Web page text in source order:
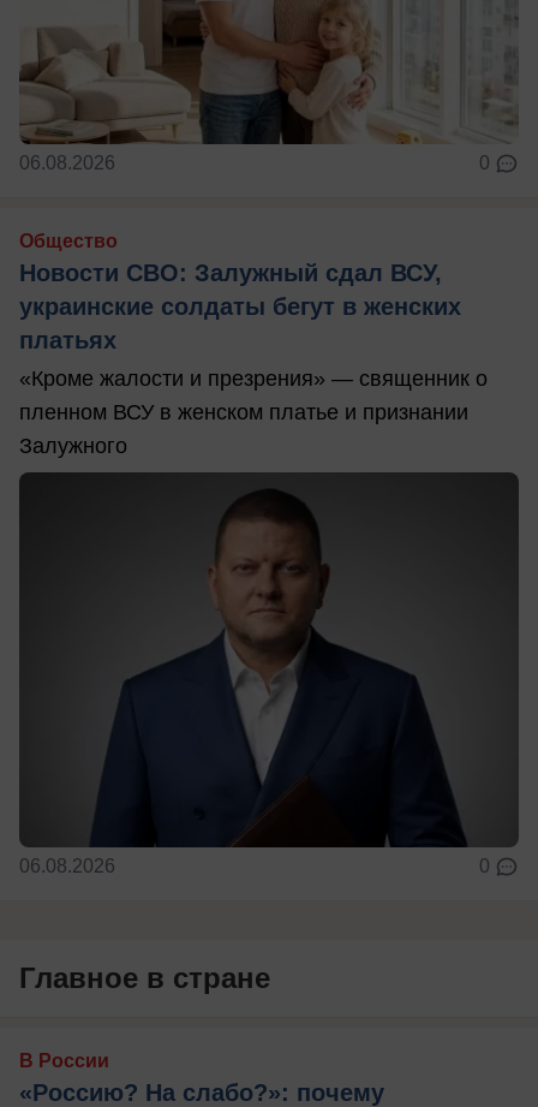
06.08.2026 0
Общество
Новости СВО: Залужный сдал ВСУ,
украинские солдаты бегут в женских
платьях
«Кроме жалости и презрения» — священник о
пленном ВСУ в женском платье и признании
Залужного
06.08.2026 0
Главное в стране
В России
«Россию? На слабо?»: почему